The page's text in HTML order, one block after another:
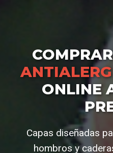
ONLINE
Capas diseñadas
hombros y